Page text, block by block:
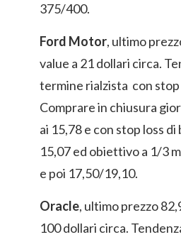
375/400.
Ford Motor, ultimo
value a 21 dollari circa.
termine rialzista con stop
Comprare in chiusura
ai 15,78 e con stop loss
15,07 ed obiettivo a 1/3
e poi 17,50/19,10.
Oracle, ultimo prezzo
100 dollari circa.